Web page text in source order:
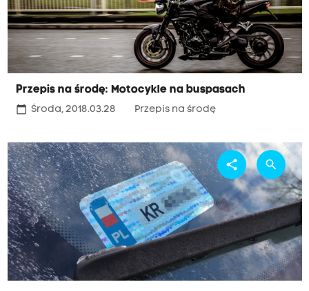
Przepis na środę: Motocykle na buspasach
calendar_today Środa, 2018.03.28 Przepis na środę
share search